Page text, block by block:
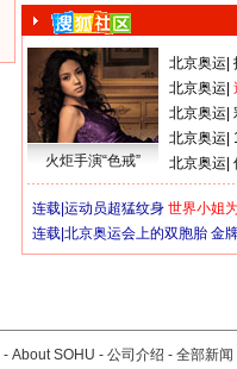
火炬手演“色戒”
北京奥运
北京奥运
北京奥运
北京奥运
北京奥运
连载| 运动员超猛纹身 世界小姐
连载| 北京奥运会上的双胞胎 金
- About SOHU - 公司介绍 - 全部新闻